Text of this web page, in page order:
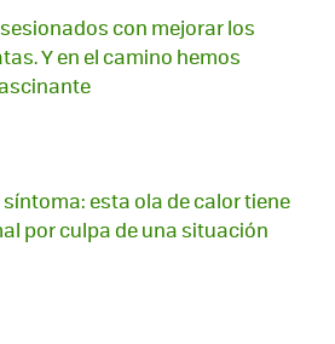
con mejorar los
Y en el camino hemos
síntoma: esta ola de calor tiene
por culpa de una situación